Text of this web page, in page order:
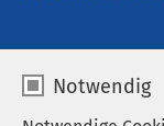
Notwendig